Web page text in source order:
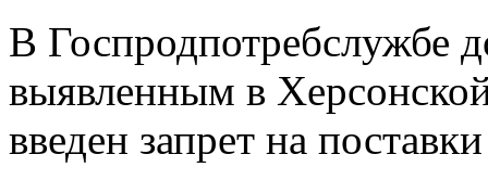
В Госпродпотребслужбе
выявленным в
введен запрет на